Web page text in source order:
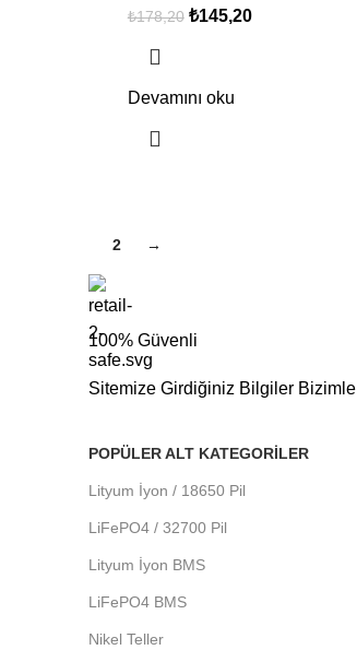
₺178,20 ₺145,20
Devamını oku
2 →
100% Güvenli
Sitemize Girdiğiniz Bilgiler Bizimle
POPÜLER ALT KATEGORILER
Lityum İyon / 18650 Pil
LiFePO4 / 32700 Pil
Lityum İyon BMS
LiFePO4 BMS
Nikel Teller